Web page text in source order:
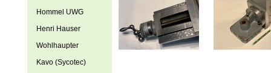
Hommel UWG
Henri Hauser
Wohlhaupter
Kavo (Sycotec)